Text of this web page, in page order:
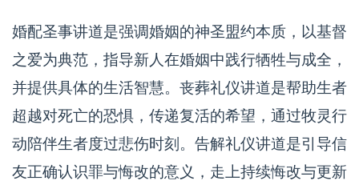
婚配圣事讲道是强调婚姻的神圣盟约本质，以基督
之爱为典范，指导新人在婚姻中践行牺牲与成全，
并提供具体的生活智慧。丧葬礼仪讲道是帮助生者
超越对死亡的恐惧，传递复活的希望，通过牧灵行
动陪伴生者度过悲伤时刻。告解礼仪讲道是引导信
友正确认识罪与悔改的意义，走上持续悔改与更新